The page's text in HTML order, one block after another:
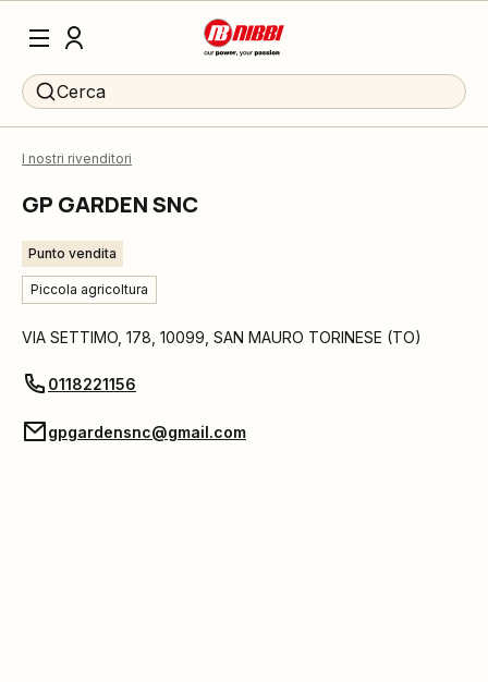
Cerca
I nostri rivenditori
GP GARDEN SNC
Punto vendita
Piccola agricoltura
VIA SETTIMO, 178 10099 SAN MAURO TORINESE (TO)
0118221156
gpgardensnc@gmail.com